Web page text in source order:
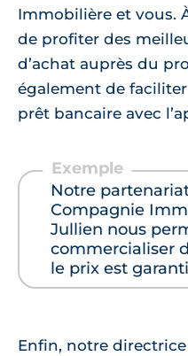
Immobilière et vous.
de profiter des
d’achat auprès du
également de
prêt bancaire avec
Notre
Compagnie
Jullien nous
commercialiser
le prix est
Enfin, notre